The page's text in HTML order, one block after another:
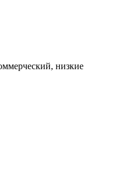
низкие